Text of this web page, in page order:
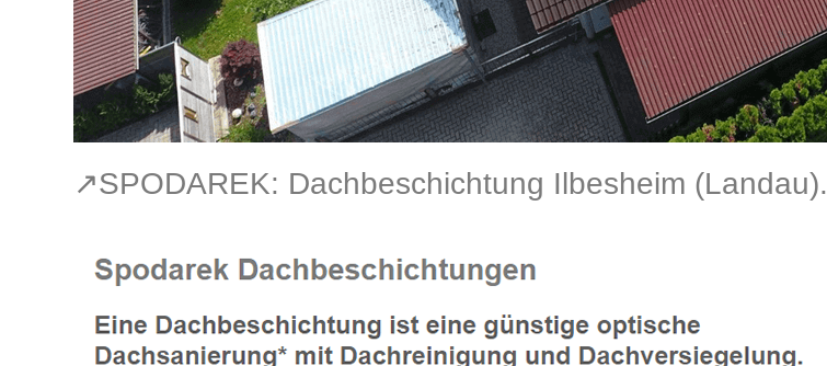
↗️SPODAREK: Dachbeschichtung Ilbesheim (Landau).